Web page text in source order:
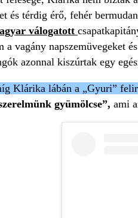
és térdig érő, fehér
válogatott
a vagány napszemüvegeket
azonnal kiszúrtak egy
Klárika lábán a „Gyuri”
gyümölcse”, ami